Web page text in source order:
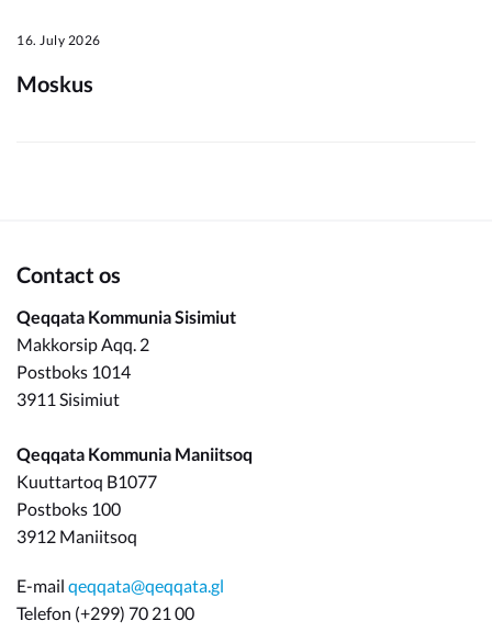
16. July 2026
Moskus
Contact os
Qeqqata Kommunia Sisimiut
Makkorsip Aqq. 2
Postboks 1014
3911 Sisimiut
Qeqqata Kommunia Maniitsoq
Kuuttartoq B1077
Postboks 100
3912 Maniitsoq
E-mail qeqqata@qeqqata.gl
Telefon (+299) 70 21 00